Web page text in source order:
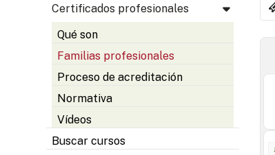
Certificados profesionales
Qué son
Familias profesionales
Proceso de acreditación
Normativa
Vídeos
Buscar cursos